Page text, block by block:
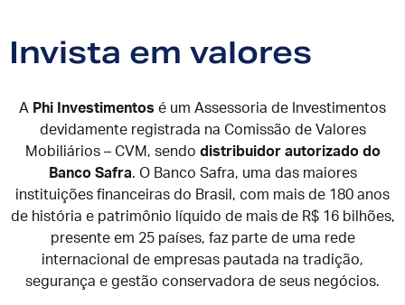
Invista em valores
A Phi Investimentos é um Assessoria de Investimentos
devidamente registrada na Comissão de Valores
Mobiliários – CVM, sendo distribuidor autorizado do
Banco Safra. O Banco Safra, uma das maiores
instituições financeiras do Brasil, com mais de 180 anos
de história e patrimônio líquido de mais de R$ 16 bilhões,
presente em 25 países, faz parte de uma rede
internacional de empresas pautada na tradição,
segurança e gestão conservadora de seus negócios.